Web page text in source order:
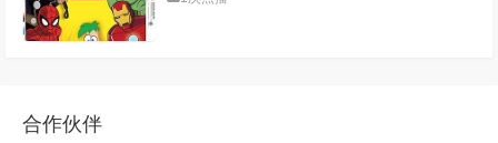
合作伙伴